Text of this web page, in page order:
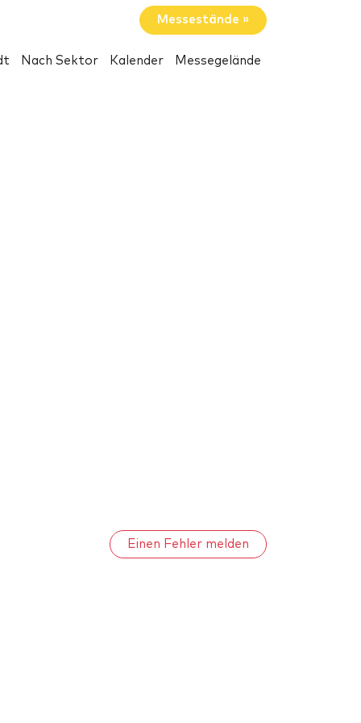
Messestände »
Nach Sektor Kalender Messegelände
Einen Fehler melden